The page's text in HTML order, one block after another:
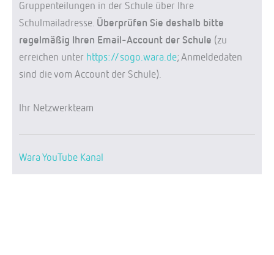
Gruppenteilungen in der Schule über Ihre
Schulmailadresse. Überprüfen Sie deshalb bitte
regelmäßig Ihren Email-Account der Schule (zu
erreichen unter https://sogo.wara.de; Anmeldedaten
sind die vom Account der Schule).
Ihr Netzwerkteam
Wara YouTube Kanal